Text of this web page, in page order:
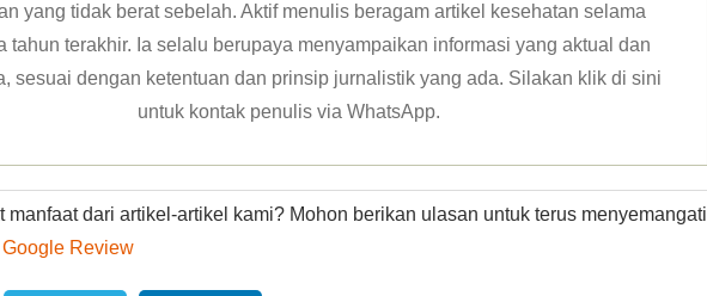
yang tidak berat sebelah. Aktif menulis beragam artikel kesehatan selama
tahun terakhir. Ia selalu berupaya menyampaikan informasi yang aktual dan
sesuai dengan ketentuan dan prinsip jurnalistik yang ada. Silakan klik di sini
untuk kontak penulis via WhatsApp.
manfaat dari artikel-artikel kami? Mohon berikan ulasan untuk terus menyemangati
Google Review